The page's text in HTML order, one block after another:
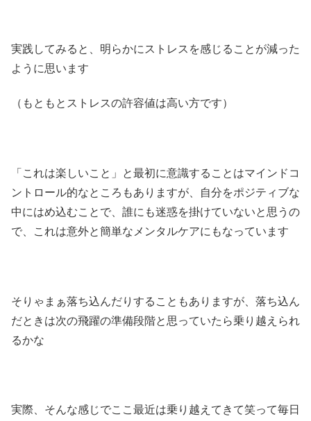
実践してみると、明らかにストレスを感じることが減った
ように思います
（もともとストレスの許容値は高い方です）
「これは楽しいこと」と最初に意識することはマインドコ
ントロール的なところもありますが、自分をポジティブな
中にはめ込むことで、誰にも迷惑を掛けていないと思うの
で、これは意外と簡単なメンタルケアにもなっています
そりゃまぁ落ち込んだりすることもありますが、落ち込ん
だときは次の飛躍の準備段階と思っていたら乗り越えられ
るかな
実際、そんな感じでここ最近は乗り越えてきて笑って毎日